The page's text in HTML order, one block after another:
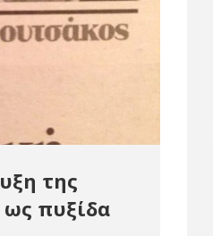
της
πυξίδα